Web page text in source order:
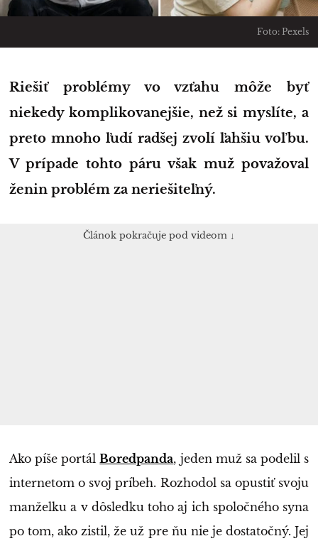
Foto: Pexels
Riešiť problémy vo vzťahu môže byť
niekedy komplikovanejšie, než si myslíte, a
preto mnoho ľudí radšej zvolí ľahšiu voľbu.
V prípade tohto páru však muž považoval
ženin problém za neriešiteľný.
Článok pokračuje pod videom ↓
Ako píše portál Boredpanda, jeden muž sa podelil s
internetom o svoj príbeh. Rozhodol sa opustiť svoju
manželku a v dôsledku toho aj ich spoločného syna
po tom, ako zistil, že už pre ňu nie je dostatočný. Jej